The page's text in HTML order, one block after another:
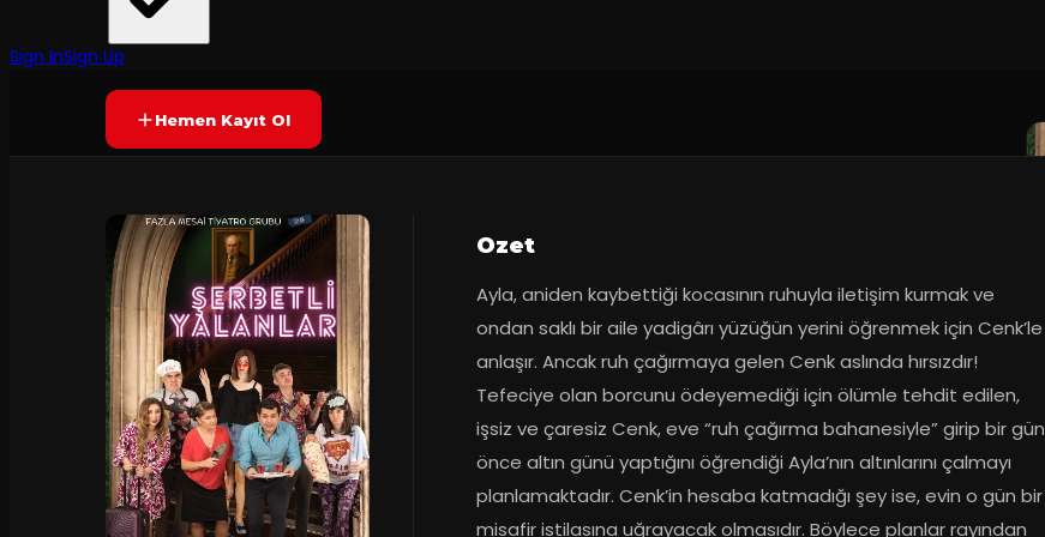
Sign InSign UpYAKINDA Yetersiz oy
Hemen Kayıt Ol
Ozet
Ayla, aniden kaybettiği kocasının ruhuyla iletişim kurmak ve
ondan saklı bir aile yadigârı yüzüğün yerini öğrenmek için Cenk’le
anlaşır. Ancak ruh çağırmaya gelen Cenk aslında hırsızdır!
Tefeciye olan borcunu ödeyemediği için ölümle tehdit edilen,
işsiz ve çaresiz Cenk, eve “ruh çağırma bahanesiyle” girip bir gün
önce altın günü yaptığını öğrendiği Ayla’nın altınlarını çalmayı
planlamaktadır. Cenk’in hesaba katmadığı şey ise, evin o gün bir
misafir istilasına uğrayacak olmasıdır. Böylece planlar rayından